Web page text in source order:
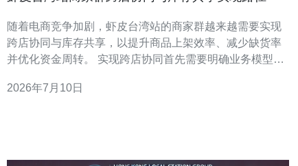
随着电商竞争加剧，虾皮台湾站的商家群越来越需要实现
跨店协同与库存共享，以提升商品上架效率、减少缺货率
并优化资金周转。 实现跨店协同首先需要明确业务模型：
冲突处理策略和补货逻辑。 技术上推荐采用中台架构，使
2026年7月10日